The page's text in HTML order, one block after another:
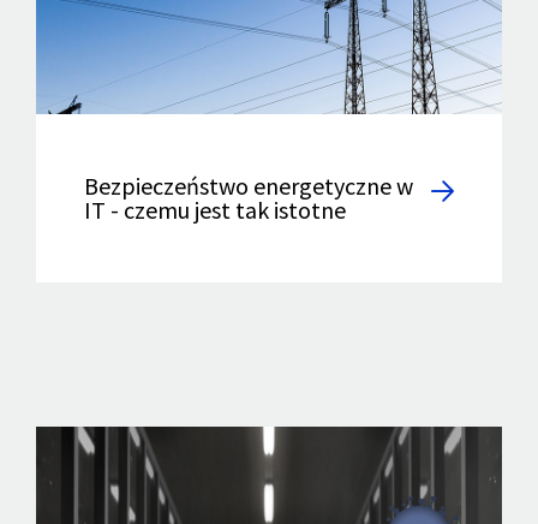
Bezpieczeństwo energetyczne w
IT - czemu jest tak istotne